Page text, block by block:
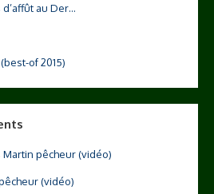
au Der…
of 2015)
Martin pêcheur (vidéo)
(vidéo)